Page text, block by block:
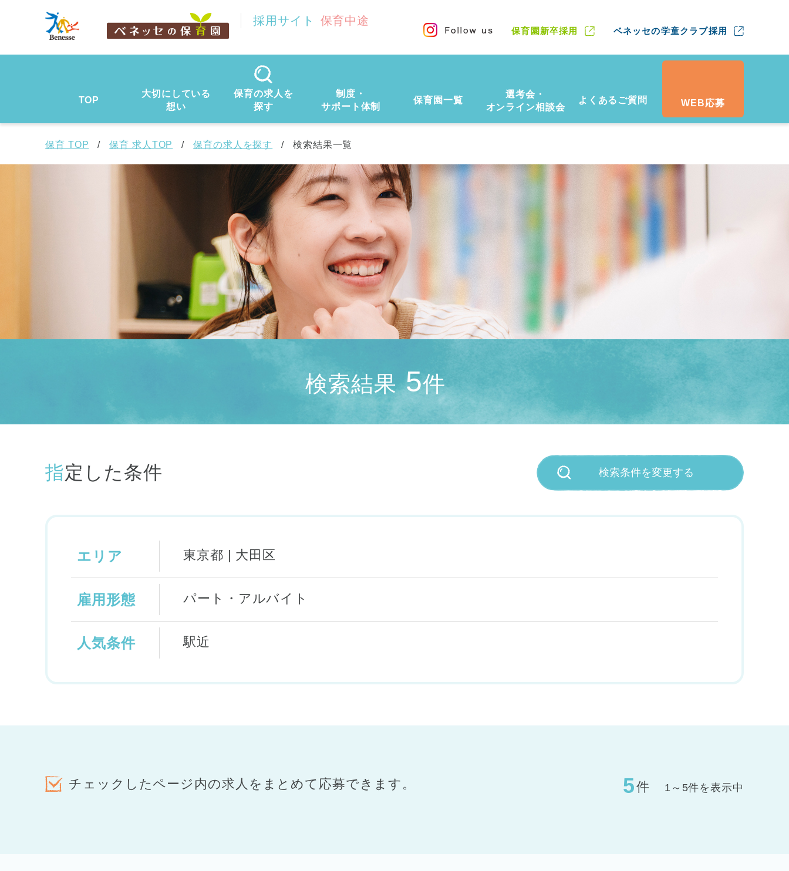
採用サイト 保育中途
保育園新卒採用 ベネッセの学童クラブ採用
TOP
大切にしている
想い
保育の求人を
探す
制度・
サポート体制
保育園一覧
選考会・
オンライン相談会
よくあるご質問 WEB応募
保育 TOP 保育 求人TOP 保育の求人を探す 検索結果一覧
検索結果 5件
指定した条件 検索条件を変更する
エリア 東京都 | 大田区
雇用形態 パート・アルバイト
人気条件 駅近
チェックしたページ内の求人をまとめて応募できます。 5件 1～5件を表示中